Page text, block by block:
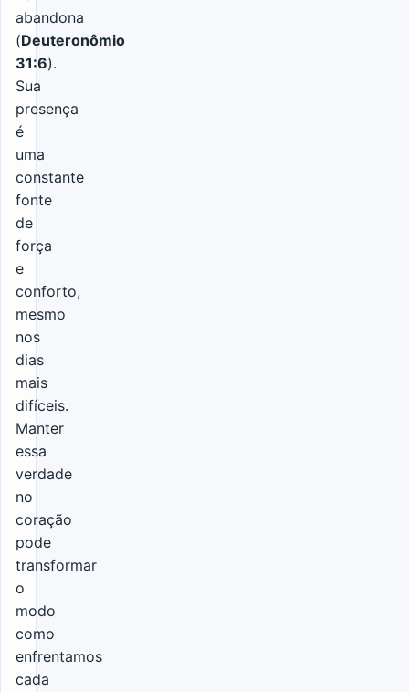
abandona
(Deuteronômio
31:6).
Sua
presença
é
uma
constante
fonte
de
força
e
conforto,
mesmo
nos
dias
mais
difíceis.
Manter
essa
verdade
no
coração
pode
transformar
o
modo
como
enfrentamos
cada